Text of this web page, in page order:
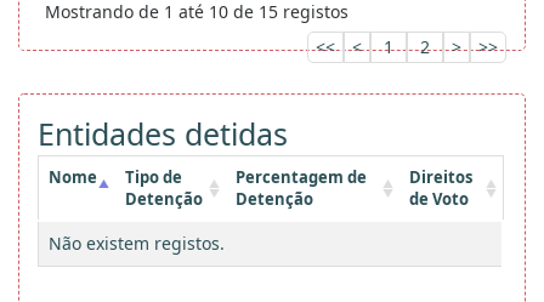
Mostrando de 1 até 10 de 15 registos
<<
< 1 2 > >>
Entidades detidas
Nome
Tipo de
Detenção
Percentagem de
Detenção
Direitos
de Voto
Não existem registos.